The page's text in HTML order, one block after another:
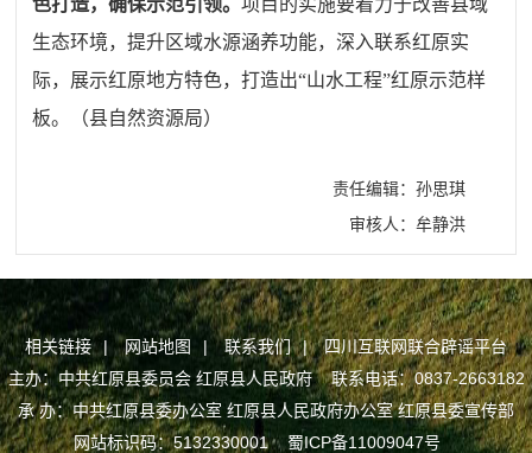
生态环境，提升区域水源涵养功能，深入联系红原实
际，展示红原地方特色，打造出“山水工程”红原示范样
板。（县自然资源局）
责任编辑：孙思琪
审核人：牟静洪
相关链接 | 网站地图 | 联系我们 |
四川互联网联合辟谣平台
主办：中共红原县委员会 红原县人民政府 联系电话：0837-2663182
承 办：中共红原县委办公室 红原县人民政府办公室 红原县委宣传部
网站标识码：5132330001 蜀ICP备11009047号